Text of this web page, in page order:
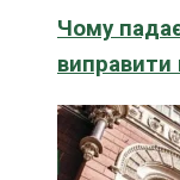
Чому
виправити